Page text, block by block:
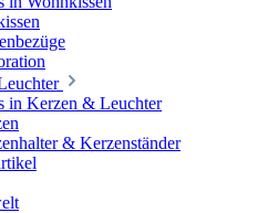
in Kerzen & Leuchter
& Kerzenständer